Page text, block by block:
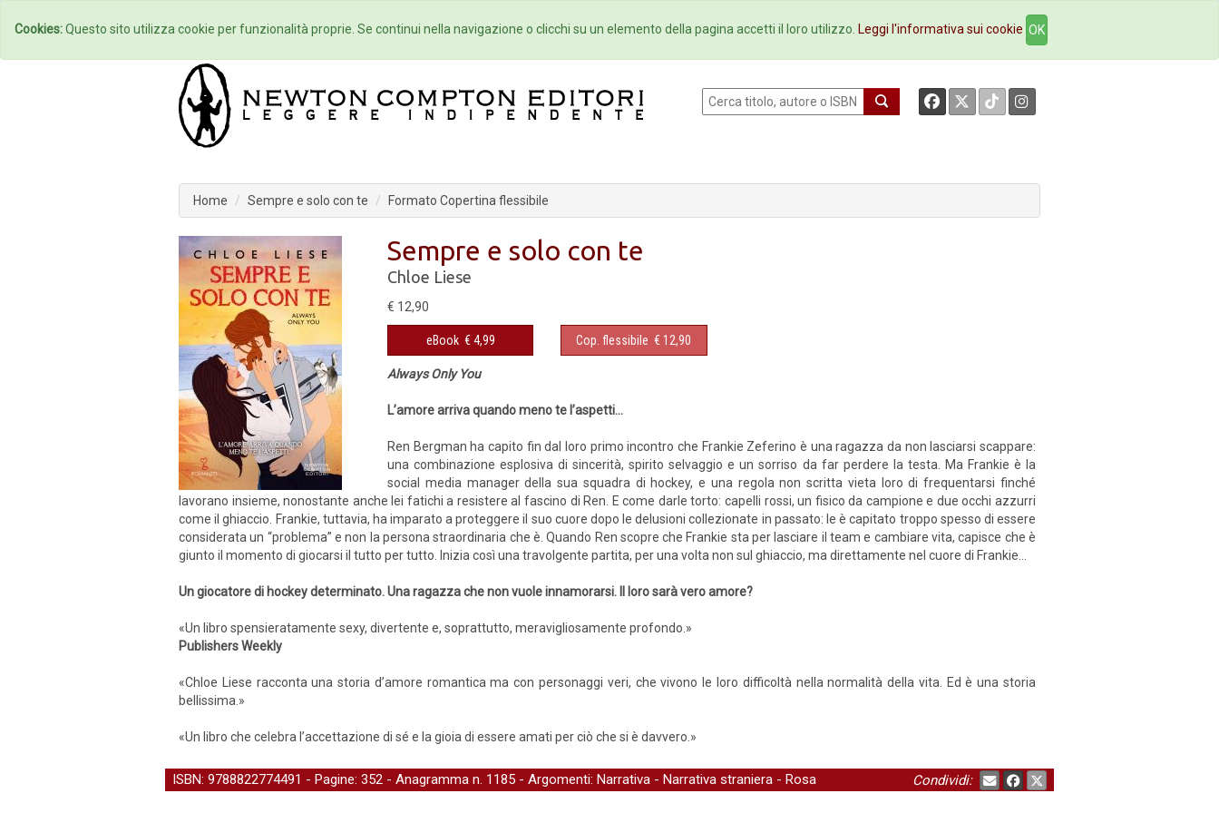
Home Autori Eventi Collane Newsletter Ebookstore Contatti
Home Sempre e solo con te Formato Copertina flessibile
Sempre e solo con te
Chloe Liese
€ 12,90
eBook € 4,99 Cop. flessibile € 12,90
Always Only You
L’amore arriva quando meno te l’aspetti...
Ren Bergman ha capito fin dal loro primo incontro che Frankie Zeferino è una ragazza da non lasciarsi scappare:
una combinazione esplosiva di sincerità, spirito selvaggio e un sorriso da far perdere la testa. Ma Frankie è la
social media manager della sua squadra di hockey, e una regola non scritta vieta loro di frequentarsi finché
lavorano insieme, nonostante anche lei fatichi a resistere al fascino di Ren. E come darle torto: capelli rossi, un fisico da campione e due occhi azzurri
come il ghiaccio. Frankie, tuttavia, ha imparato a proteggere il suo cuore dopo le delusioni collezionate in passato: le è capitato troppo spesso di essere
considerata un “problema” e non la persona straordinaria che è. Quando Ren scopre che Frankie sta per lasciare il team e cambiare vita, capisce che è
giunto il momento di giocarsi il tutto per tutto. Inizia così una travolgente partita, per una volta non sul ghiaccio, ma direttamente nel cuore di Frankie...
Un giocatore di hockey determinato. Una ragazza che non vuole innamorarsi. Il loro sarà vero amore?
«Un libro spensieratamente sexy, divertente e, soprattutto, meravigliosamente profondo.»
Publishers Weekly
«Chloe Liese racconta una storia d’amore romantica ma con personaggi veri, che vivono le loro difficoltà nella normalità della vita. Ed è una storia
bellissima.»
«Un libro che celebra l’accettazione di sé e la gioia di essere amati per ciò che si è davvero.»
ISBN: 9788822774491 - Pagine: 352 - Anagramma n. 1185 - Argomenti: Narrativa - Narrativa straniera - Rosa Condividi:
Cookies:Questo sito utilizza cookie per funzionalità proprie. Se continui nella navigazione o clicchi su un elemento della pagina accetti il loro utilizzo. Leggi l'informativa sui cookie OK